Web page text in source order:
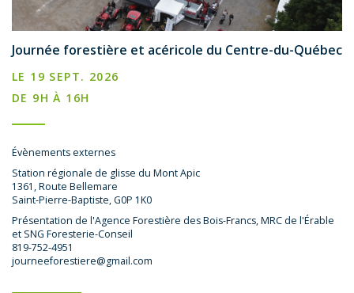
Journée forestière et acéricole du Centre-du-Québec
LE 19 SEPT. 2026
DE 9H À 16H
Évènements externes
Station régionale de glisse du Mont Apic
1361, Route Bellemare
Saint-Pierre-Baptiste, G0P 1K0
Présentation de l'Agence Forestière des Bois-Francs, MRC de l'Érable
et SNG Foresterie-Conseil
819-752-4951
journeeforestiere@gmail.com